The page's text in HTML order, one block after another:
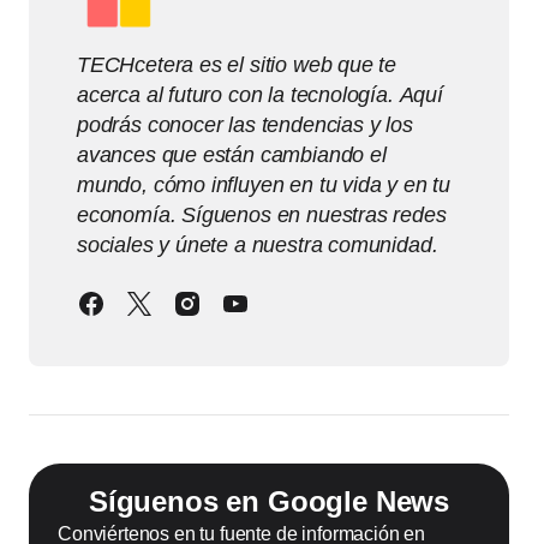
TECHcetera es el sitio web que te
acerca al futuro con la tecnología. Aquí
podrás conocer las tendencias y los
avances que están cambiando el
mundo, cómo influyen en tu vida y en tu
economía. Síguenos en nuestras redes
sociales y únete a nuestra comunidad.
Síguenos en Google News
Conviértenos en tu fuente de información en